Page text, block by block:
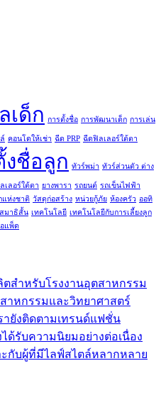
เด็ก การตั้งชื่อ การพัฒนาเด็ก การเล่น
คอนโดให้เช่า ฉีด PRP ฉีดฟิลเลอร์ใต้ตา
งชื่อลูก ทัวร์พม่า ทัวร์ส่วนตัว ต่าง
เลอร์ใต้ตา ยางพารา รถยนต์ รถเข็นไฟฟ้า
แห่งชาติ วัสดุก่อสร้าง หน่วยกู้ภัย ห้องครัว ออทิ
มาธิสั้น เทคโนโลยี เทคโนโลยีกับการเลี้ยงลูก
แพ็ด
ตสำหรับโรงงานอุตสาหกรรม
าหกรรมและวิทยาศาสตร์
ายังติดตามเทรนด์แฟชั่น
ด้รับความนิยมอย่างต่อเนื่อง
ะกับผู้ที่มีไลฟ์สไตล์หลากหลาย